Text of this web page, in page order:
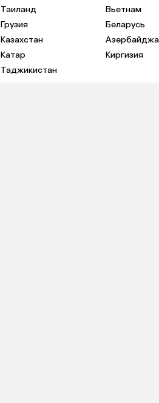
Таиланд Вьетнам
Грузия Беларусь
Казахстан
Катар Киргизия
Таджикистан